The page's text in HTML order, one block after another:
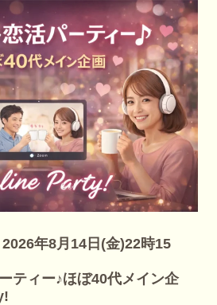
2026年8月14日(金)22時15
ティー♪ほぼ40代メイン企